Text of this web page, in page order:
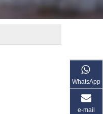
WhatsApp
e-mail